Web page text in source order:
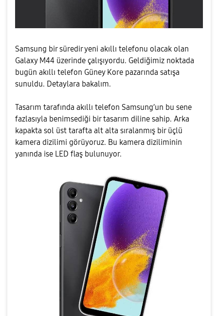
Samsung bir süredir yeni akıllı telefonu olacak olan
Galaxy M44 üzerinde çalışıyordu. Geldiğimiz noktada
bugün akıllı telefon Güney Kore pazarında satışa
sunuldu. Detaylara bakalım.
Tasarım tarafında akıllı telefon Samsung’un bu sene
fazlasıyla benimsediği bir tasarım diline sahip. Arka
kapakta sol üst tarafta alt alta sıralanmış bir üçlü
kamera dizilimi görüyoruz. Bu kamera diziliminin
yanında ise LED flaş bulunuyor.